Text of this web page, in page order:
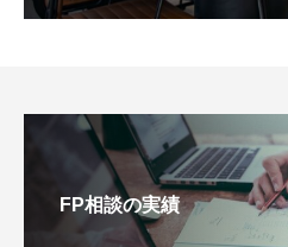
FP相談の実績